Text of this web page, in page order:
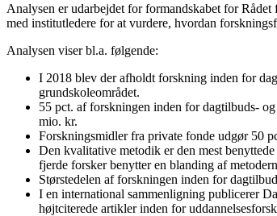
Analysen er udarbejdet for formandskabet for
med institutledere for at vurdere, hvordan
Analysen viser bl.a. følgende:
I 2018 blev der afholdt forskning inden for
grundskoleområdet.
55 pct. af forskningen inden for dagtilbuds-
mio. kr.
Forskningsmidler fra private fonde udgør 50
Den kvalitative metodik er den mest
fjerde forsker benytter en blanding af
Størstedelen af forskningen inden for
I en international sammenligning publicerer
højtciterede artikler inden for